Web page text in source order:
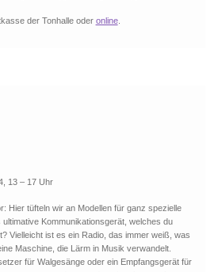
der Tonhalle oder online.
13 – 17 Uhr
Hier tüfteln wir an Modellen für ganz spezielle
Kommunikationsgerät, welches du
Vielleicht ist es ein Radio, das immer weiß, was
Maschine, die Lärm in Musik verwandelt.
für Walgesänge oder ein Empfangsgerät für